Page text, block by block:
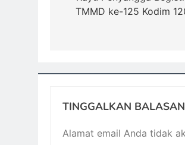
TMMD ke-125 Kodim
TINGGALKAN BALASAN
Alamat email Anda tidak